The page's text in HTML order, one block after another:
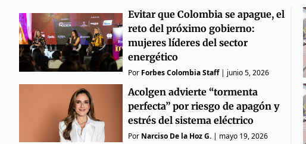
Evitar que Colombia se apague, el
reto del próximo gobierno:
mujeres líderes del sector
energético
Por Forbes Colombia Staff| junio 5, 2026
Acolgen advierte “tormenta
perfecta” por riesgo de apagón y
estrés del sistema eléctrico
Por Narciso De la Hoz G.| mayo 19, 2026